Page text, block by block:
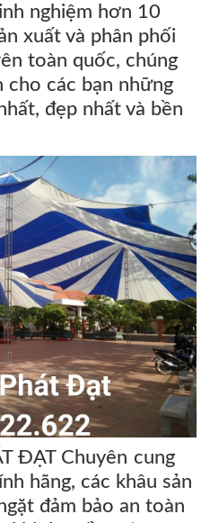
nghiệm hơn 10
xuất và phân phối
toàn quốc, chúng
các bạn những
đẹp nhất và bền
ĐẠT Chuyên cung
hãng, các khâu sản
đảm bảo an toàn